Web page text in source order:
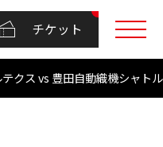
チケット
クス vs 豊田自動織機シャ